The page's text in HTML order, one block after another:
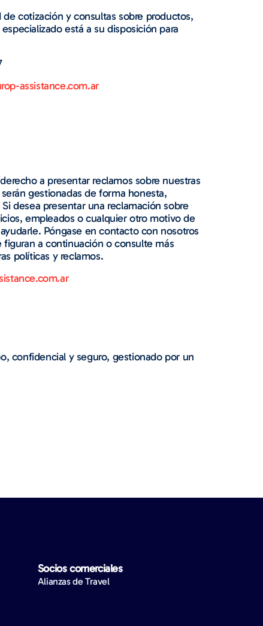
de cotización y consultas sobre productos,
está a su disposición para
assistance.com.ar
a presentar reclamos sobre nuestras
gestionadas de forma honesta,
desea presentar una reclamación sobre
empleados o cualquier otro motivo de
Póngase en contacto con nosotros
figuran a continuación o consulte más
políticas y reclamos.
confidencial y seguro, gestionado por un
Socios comerciales
Alianzas de Travel